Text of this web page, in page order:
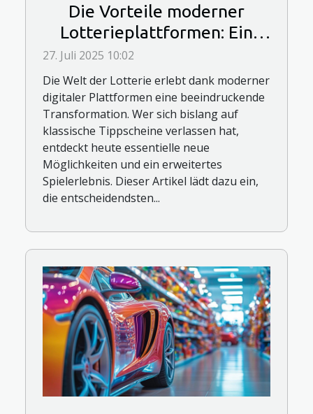
Die Vorteile moderner
Lotterieplattformen: Ein
neues Spielerlebnis
27. Juli 2025 10:02
Die Welt der Lotterie erlebt dank moderner
digitaler Plattformen eine beeindruckende
Transformation. Wer sich bislang auf
klassische Tippscheine verlassen hat,
entdeckt heute essentielle neue
Möglichkeiten und ein erweitertes
Spielerlebnis. Dieser Artikel lädt dazu ein,
die entscheidendsten...